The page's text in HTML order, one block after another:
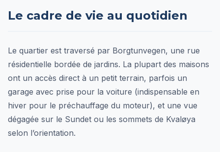
Le cadre de vie au quotidien
Le quartier est traversé par Borgtunvegen, une rue
résidentielle bordée de jardins. La plupart des maisons
ont un accès direct à un petit terrain, parfois un
garage avec prise pour la voiture (indispensable en
hiver pour le préchauffage du moteur), et une vue
dégagée sur le Sundet ou les sommets de Kvaløya
selon l’orientation.